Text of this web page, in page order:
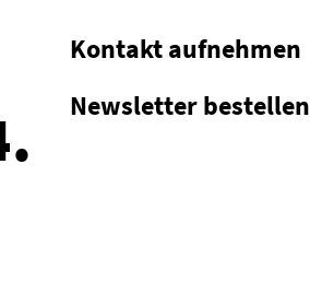
Kontakt aufnehmen
Newsletter bestellen